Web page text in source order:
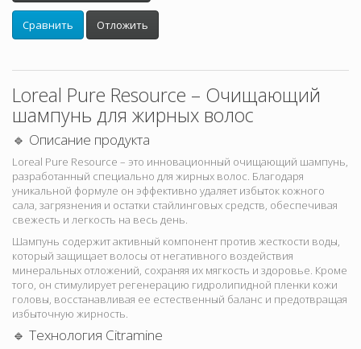
Сравнить Отложить
Loreal Pure Resource – Очищающий
шампунь для жирных волос
🔹 Описание продукта
Loreal Pure Resource – это инновационный очищающий шампунь,
разработанный специально для жирных волос. Благодаря
уникальной формуле он эффективно удаляет избыток кожного
сала, загрязнения и остатки стайлинговых средств, обеспечивая
свежесть и легкость на весь день.
Шампунь содержит активный компонент против жесткости воды,
который защищает волосы от негативного воздействия
минеральных отложений, сохраняя их мягкость и здоровье. Кроме
того, он стимулирует регенерацию гидролипидной пленки кожи
головы, восстанавливая ее естественный баланс и предотвращая
избыточную жирность.
🔹 Технология Citramine